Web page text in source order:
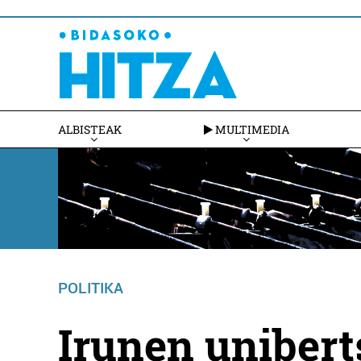
ALBISTEAK MULTIMEDIA
POLITIKA
Irunen